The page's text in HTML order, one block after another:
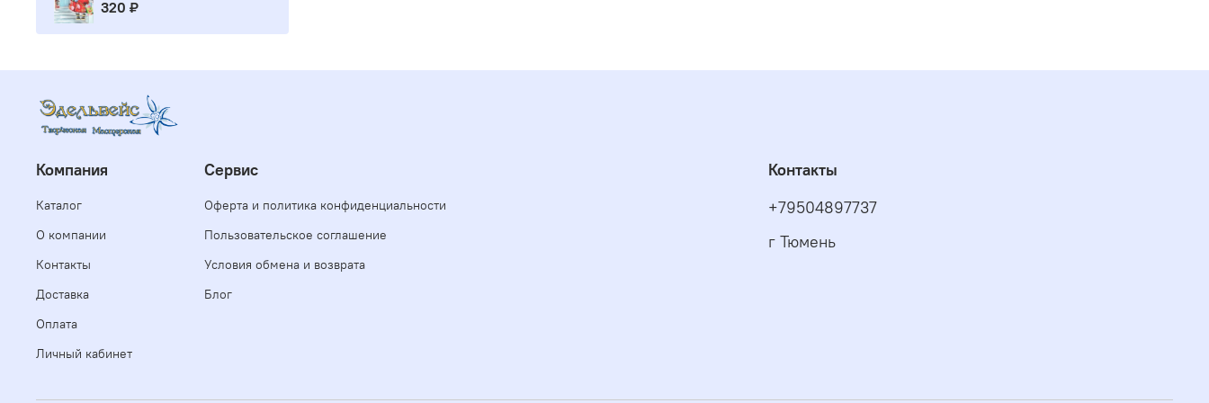
320 ₽
Компания
Каталог
О компании
Контакты
Доставка
Оплата
Личный кабинет
Сервис
Оферта и политика конфиденциальности
Пользовательское соглашение
Условия обмена и возврата
Блог
Контакты
+79504897737
г Тюмень